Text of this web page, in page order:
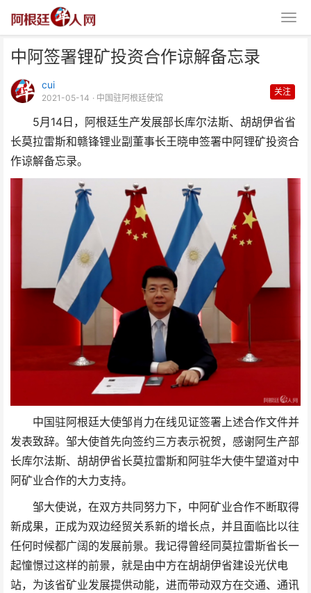
中阿签署锂矿投资合作谅解备忘录
cui
2021-05-14 · 中国驻阿根廷使馆
关注
5月14日，阿根廷生产发展部长库尔法斯、胡胡伊省省
长莫拉雷斯和赣锋锂业副董事长王晓申签署中阿锂矿投资合
作谅解备忘录。
中国驻阿根廷大使邹肖力在线见证签署上述合作文件并
发表致辞。邹大使首先向签约三方表示祝贺，感谢阿生产部
长库尔法斯、胡胡伊省长莫拉雷斯和阿驻华大使牛望道对中
阿矿业合作的大力支持。
邹大使说，在双方共同努力下，中阿矿业合作不断取得
新成果，正成为双边经贸关系新的增长点，并且面临比以往
任何时候都广阔的发展前景。我记得曾经同莫拉雷斯省长一
起憧憬过这样的前景，就是由中方在胡胡伊省建设光伏电
站，为该省矿业发展提供动能，进而带动双方在交通、通讯
中阿签署锂矿投资合作谅解备忘录